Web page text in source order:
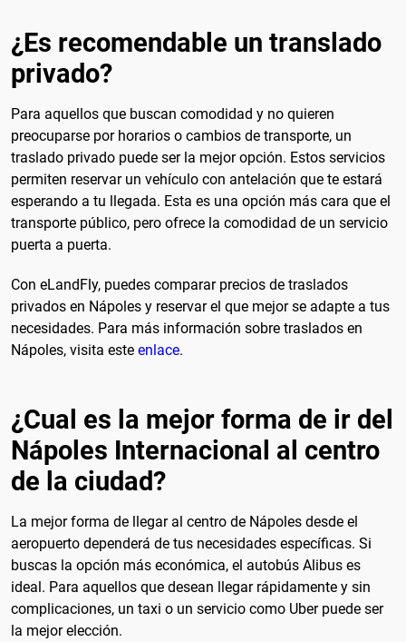
¿Es recomendable un translado
privado?
Para aquellos que buscan comodidad y no quieren
preocuparse por horarios o cambios de transporte, un
traslado privado puede ser la mejor opción. Estos servicios
permiten reservar un vehículo con antelación que te estará
esperando a tu llegada. Esta es una opción más cara que el
transporte público, pero ofrece la comodidad de un servicio
puerta a puerta.
Con eLandFly, puedes comparar precios de traslados
privados en Nápoles y reservar el que mejor se adapte a tus
necesidades. Para más información sobre traslados en
Nápoles, visita este enlace.
¿Cual es la mejor forma de ir del
Nápoles Internacional al centro
de la ciudad?
La mejor forma de llegar al centro de Nápoles desde el
aeropuerto dependerá de tus necesidades específicas. Si
buscas la opción más económica, el autobús Alibus es
ideal. Para aquellos que desean llegar rápidamente y sin
complicaciones, un taxi o un servicio como Uber puede ser
la mejor elección.